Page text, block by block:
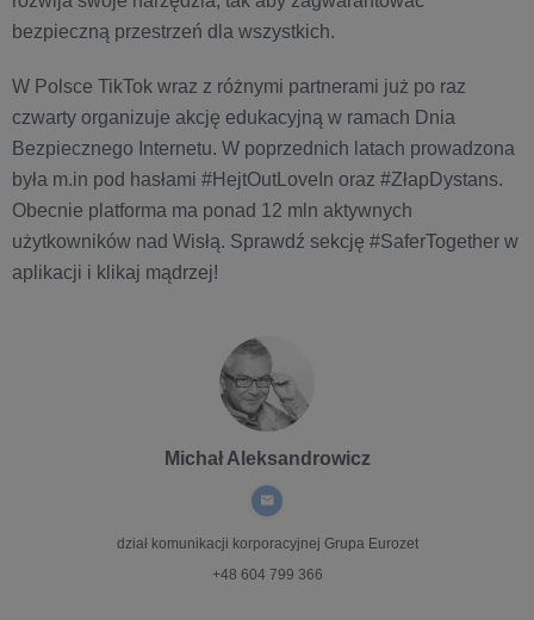
bezpieczną przestrzeń dla wszystkich.
W Polsce TikTok wraz z różnymi partnerami już po raz
czwarty organizuje akcję edukacyjną w ramach Dnia
Bezpiecznego Internetu. W poprzednich latach prowadzona
była m.in pod hasłami #HejtOutLoveIn oraz #ZłapDystans.
Obecnie platforma ma ponad 12 mln aktywnych
użytkowników nad Wisłą. Sprawdź sekcję #SaferTogether w
aplikacji i klikaj mądrzej!
Michał Aleksandrowicz
dział komunikacji korporacyjnej Grupa Eurozet
+48 604 799 366